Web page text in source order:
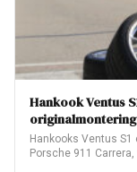
Hankook Ventus
Hankooks Ventus
Porsche 911